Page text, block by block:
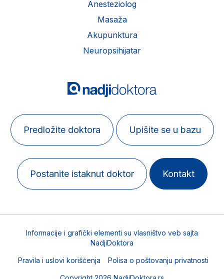
Anesteziolog
Masaža
Akupunktura
Neuropsihijatar
Predložite doktora Upišite se u bazu
Postanite istaknut doktor Kontakt
Informacije i grafički elementi su vlasništvo veb sajta
NadjiDoktora
Pravila i uslovi korišćenja Polisa o poštovanju privatnosti